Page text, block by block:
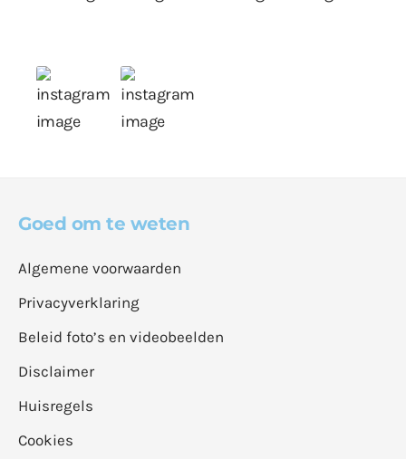
Goed om te weten
Algemene voorwaarden
Privacyverklaring
Beleid foto’s en videobeelden
Disclaimer
Huisregels
Cookies